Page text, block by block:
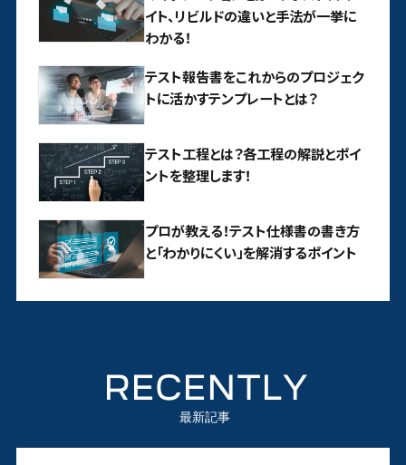
イト、リビルドの違いと手法が一挙に
わかる！
テスト報告書をこれからのプロジェク
トに活かすテンプレートとは？
テスト工程とは？各工程の解説とポイ
ントを整理します！
プロが教える！テスト仕様書の書き方
と「わかりにくい」を解消するポイント
RECENTLY
最新記事